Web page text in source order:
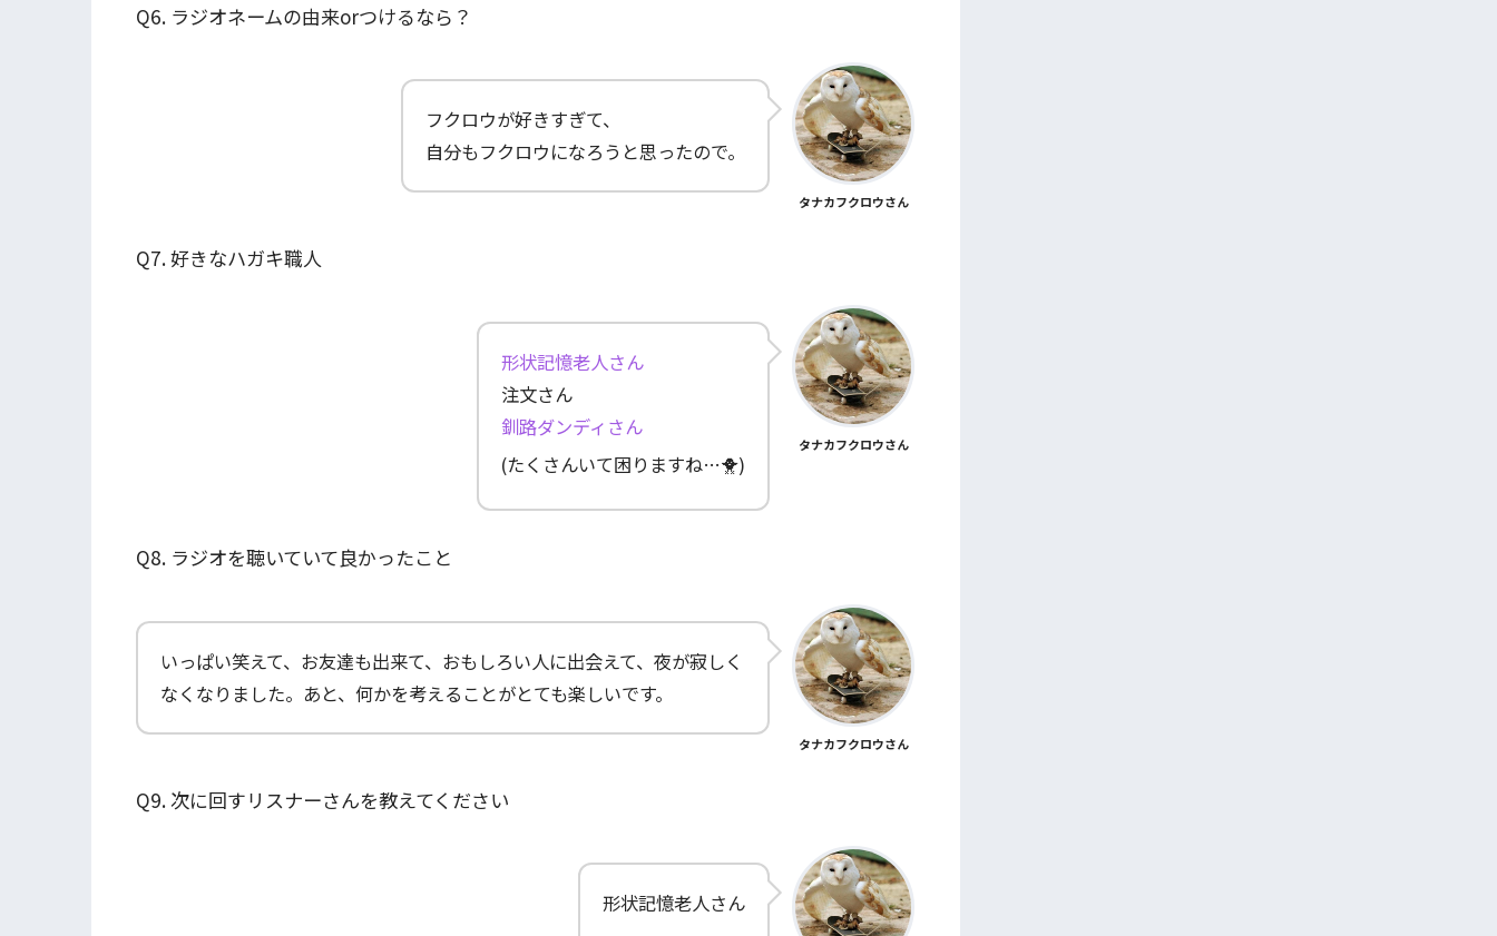
Q6. ラジオネームの由来orつけるなら？
フクロウが好きすぎて、
自分もフクロウになろうと思ったので。
タナカフクロウさん
Q7. 好きなハガキ職人
形状記憶老人さん
注文さん
釧路ダンディさん
(たくさんいて困りますね…🐥)
タナカフクロウさん
Q8. ラジオを聴いていて良かったこと
いっぱい笑えて、お友達も出来て、おもしろい人に出会えて、夜が寂しく
なくなりました。あと、何かを考えることがとても楽しいです。
タナカフクロウさん
Q9. 次に回すリスナーさんを教えてください
形状記憶老人さん